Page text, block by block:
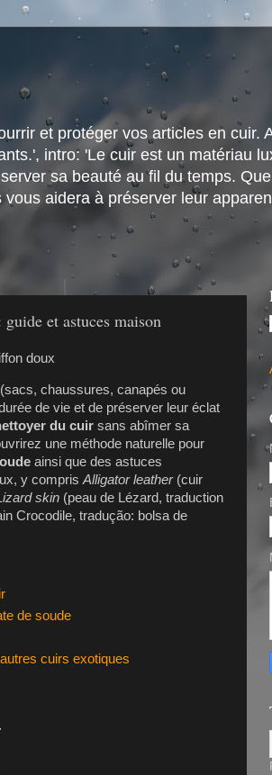
et protéger vos articles en cuir.
intro: 'Le cuir est un matériau
sa beauté au fil du temps.
aidera à préserver leur
et astuces maison
chaussures, canapés ou
de vie et de préserver leur éclat
du cuir sans abîmer sa
une méthode naturelle pour
ainsi que des astuces
y compris Alligator leather(cuir
skin (peau de Lézard, traduction
Crocodile, tradução: bolsa de
de soude
cuirs exotiques